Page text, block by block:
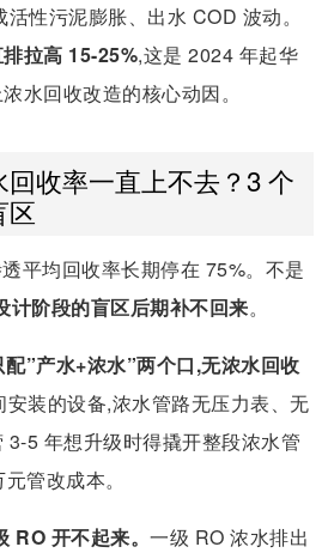
性污泥膨胀、出水 COD 波动。
拉高 15-25%,这是 2024 年起华
水回收改造的核心动因。
收率一直上不去？3 个
区
平均回收率长期停在 75%。不是
计阶段的盲区后期补不回来。
”产水+浓水”两个口,无浓水回收
装的设备,浓水管路无压力表、无
5 年想升级时得撬开整段浓水管
管改成本。
RO 开不起来。 一级 RO 浓水排出